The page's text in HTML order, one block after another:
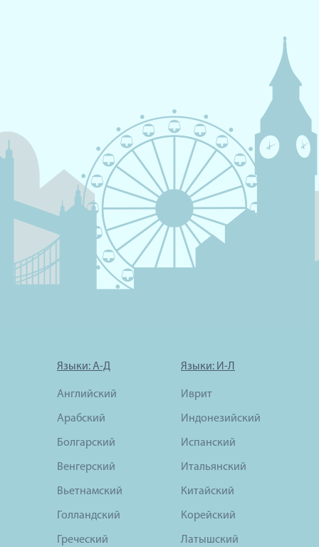
Языки: А-Д
Английский
Арабский
Болгарский
Венгерский
Вьетнамский
Голландский
Греческий
Языки: И-Л
Иврит
Индонезийский
Испанский
Итальянский
Китайский
Корейский
Латышский